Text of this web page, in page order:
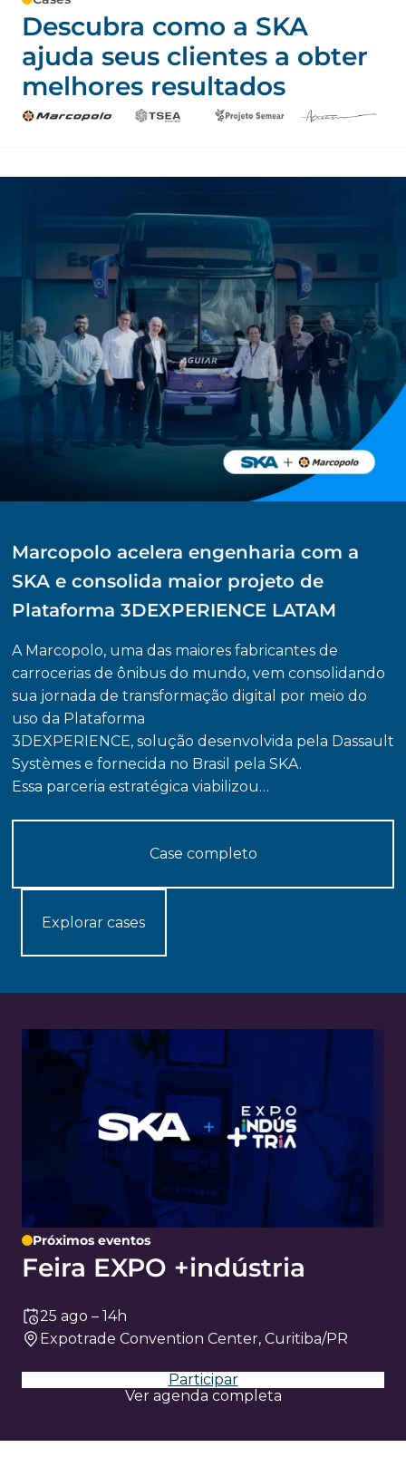
Descubra como a SKA
ajuda seus clientes a obter
melhores resultados
Marcopolo acelera engenharia com a
SKA e consolida maior projeto de
Plataforma 3DEXPERIENCE LATAM
A Marcopolo, uma das maiores fabricantes de
carrocerias de ônibus do mundo, vem consolidando
sua jornada de transformação digital por meio do
uso da Plataforma
3DEXPERIENCE, solução desenvolvida pela Dassault
Systèmes e fornecida no Brasil pela SKA.
Essa parceria estratégica viabilizou…
Case completo
Explorar cases
15% com solução SKA MES
Confira como a TSEA aumentou seu indicador de
SKA MES em seus processos. Leia e assista o case!
Explorar cases
SKA + Projeto Semear: manufatura
aditiva promove inclusão e transforma
vida de jovem talento
Saiba como as tecnologias de manufatura aditiva
da SKA transformaram a vida de uma jovem
musicista no Rio Grande do Sul.
Case completo
Atriani potencializa em 95% seus
projetos e impulsiona indústria
moveleira com soluções SKA
Confira como a Atriani tem impulsionado sua
engenharia com os softwares ALPHACAM e
SOLIDWORKS, fornecidos pela SKA!
Case completo
Próximos eventos
Feira EXPO +indústria
25 ago – 14h
Expotrade Convention Center, Curitiba/PR
Participar
Ver agenda completa